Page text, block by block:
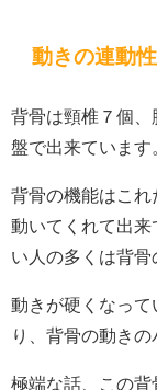
動きの連動性
背骨は頸椎７個
盤で出来ています
背骨の機能はこれ
動いてくれて出
い人の多くは背骨
動きが硬くなっ
り、背骨の動きの
極端な話、この背